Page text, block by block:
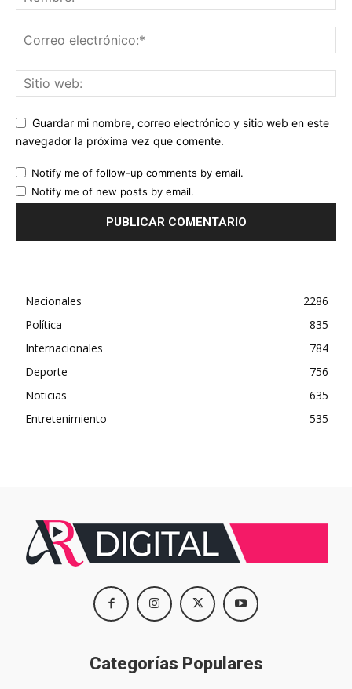
Guardar mi nombre, correo electrónico y sitio web en este
navegador la próxima vez que comente.
Notify me of follow-up comments by email.
Notify me of new posts by email.
Nacionales
2286
Política
835
Internacionales
784
Deporte
756
Noticias
635
Entretenimiento
535
Categorías Populares